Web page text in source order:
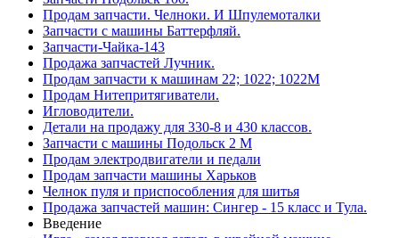
Продам запчасти. Челноки. И Шпулемоталки
Запчасти с машины Баттерфляй.
Запчасти-Чайка-143
Продажа запчастей Лучник.
Продам запчасти к машинам 22; 1022; 1022М
Продам Нитепритягиватели.
Игловодители.
Детали на продажу для 330-8 и 430 классов.
Запчасти с машины Подольск 2 М
Продам электродвигатели и педали
Продам запчасти машины Харьков
Челнок пуля и приспособления для шитья
Продажа запчастей машин: Сингер - 15 класс и Тула.
Введение